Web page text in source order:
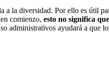
a la diversidad. Por ello es útil
comienzo, esto no significa
administrativos ayudará a que